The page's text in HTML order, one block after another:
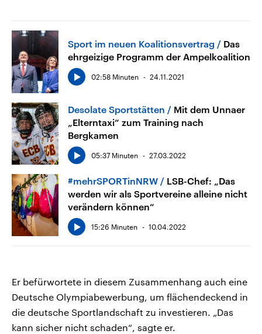
Sport im neuen Koalitionsvertrag
Das
ehrgeizige Programm der Ampelkoalition
02:58 Minuten 24.11.2021
Desolate Sportstätten
Mit dem Unnaer
„Elterntaxi“ zum Training nach
Bergkamen
05:37 Minuten 27.03.2022
#mehrSPORTinNRW
LSB-Chef: „Das
werden wir als Sportvereine alleine nicht
verändern können“
15:26 Minuten 10.04.2022
Er befürwortete in diesem Zusammenhang auch eine
Deutsche Olympiabewerbung, um flächendeckend in
die deutsche Sportlandschaft zu investieren. „Das
kann sicher nicht schaden“, sagte er.